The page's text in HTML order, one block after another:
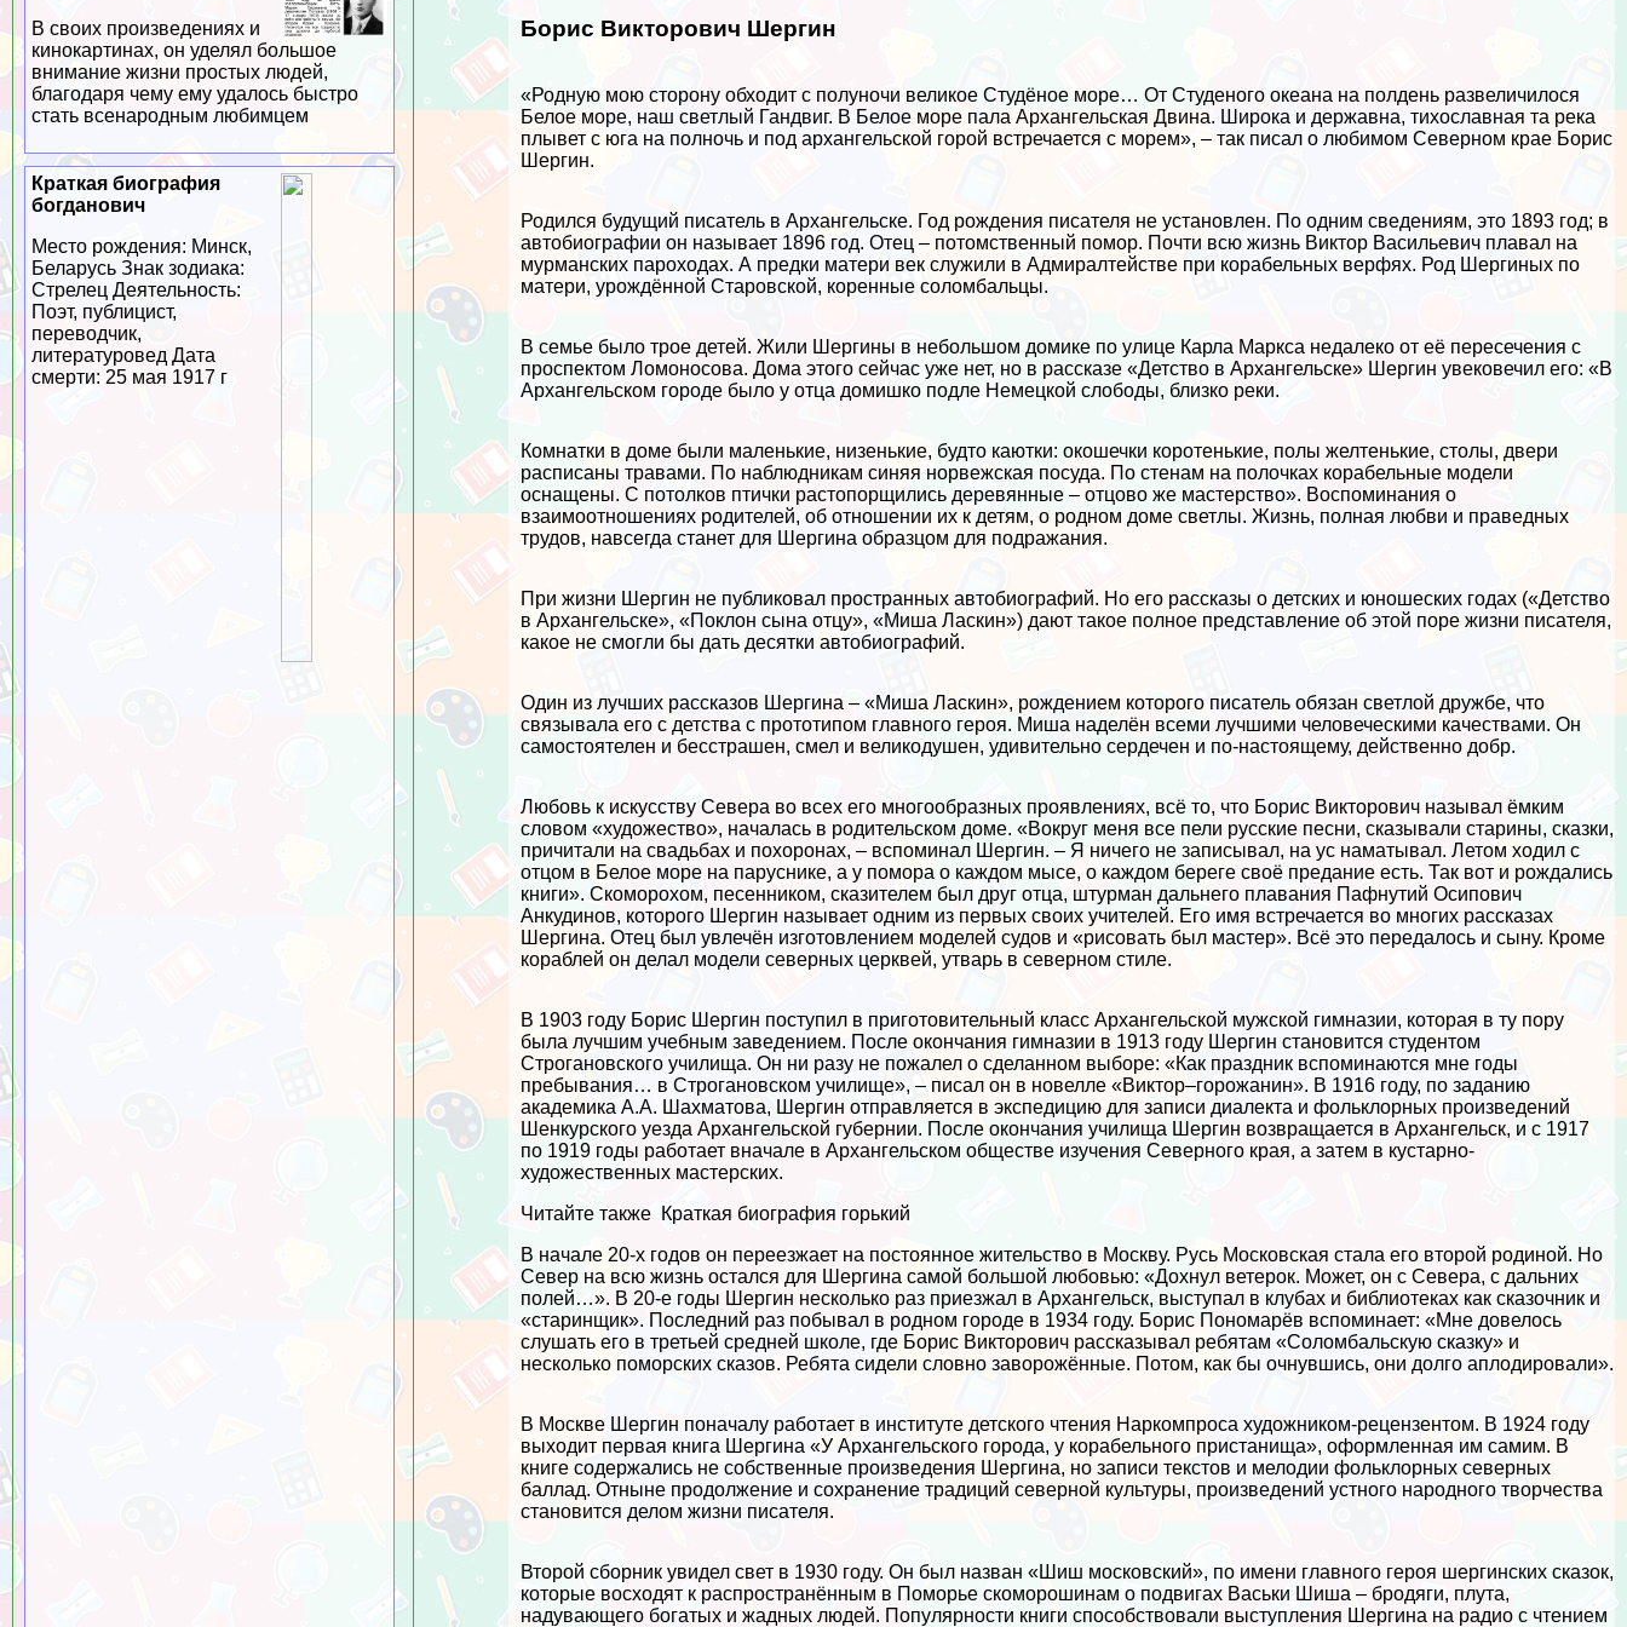
Борис Викторович Шергин
«Родную мою сторону обходит с полуночи великое Студёное море… От Студеного океана на полдень развеличилося
Белое море, наш светлый Гандвиг. В Белое море пала Архангельская Двина. Широка и державна, тихославная та река
плывет с юга на полночь и под архангельской горой встречается с морем», – так писал о любимом Северном крае Борис
Шергин.
Родился будущий писатель в Архангельске. Год рождения писателя не установлен. По одним сведениям, это 1893 год; в
автобиографии он называет 1896 год. Отец – потомственный помор. Почти всю жизнь Виктор Васильевич плавал на
мурманских пароходах. А предки матери век служили в Адмиралтействе при корабельных верфях. Род Шергиных по
матери, урождённой Старовской, коренные соломбальцы.
В семье было трое детей. Жили Шергины в небольшом домике по улице Карла Маркса недалеко от её пересечения с
проспектом Ломоносова. Дома этого сейчас уже нет, но в рассказе «Детство в Архангельске» Шергин увековечил его: «В
Архангельском городе было у отца домишко подле Немецкой слободы, близко реки.
Комнатки в доме были маленькие, низенькие, будто каютки: окошечки коротенькие, полы желтенькие, столы, двери
расписаны травами. По наблюдникам синяя норвежская посуда. По стенам на полочках корабельные модели
оснащены. С потолков птички растопорщились деревянные – отцово же мастерство». Воспоминания о
взаимоотношениях родителей, об отношении их к детям, о родном доме светлы. Жизнь, полная любви и праведных
трудов, навсегда станет для Шергина образцом для подражания.
При жизни Шергин не публиковал пространных автобиографий. Но его рассказы о детских и юношеских годах («Детство
в Архангельске», «Поклон сына отцу», «Миша Ласкин») дают такое полное представление об этой поре жизни писателя,
какое не смогли бы дать десятки автобиографий.
Один из лучших рассказов Шергина – «Миша Ласкин», рождением которого писатель обязан светлой дружбе, что
связывала его с детства с прототипом главного героя. Миша наделён всеми лучшими человеческими качествами. Он
самостоятелен и бесстрашен, смел и великодушен, удивительно сердечен и по-настоящему, действенно добр.
Любовь к искусству Севера во всех его многообразных проявлениях, всё то, что Борис Викторович называл ёмким
словом «художество», началась в родительском доме. «Вокруг меня все пели русские песни, сказывали старины, сказки,
причитали на свадьбах и похоронах, – вспоминал Шергин. – Я ничего не записывал, на ус наматывал. Летом ходил с
отцом в Белое море на паруснике, а у помора о каждом мысе, о каждом береге своё предание есть. Так вот и рождались
книги». Скоморохом, песенником, сказителем был друг отца, штурман дальнего плавания Пафнутий Осипович
Анкудинов, которого Шергин называет одним из первых своих учителей. Его имя встречается во многих рассказах
Шергина. Отец был увлечён изготовлением моделей судов и «рисовать был мастер». Всё это передалось и сыну. Кроме
кораблей он делал модели северных церквей, утварь в северном стиле.
В 1903 году Борис Шергин поступил в приготовительный класс Архангельской мужской гимназии, которая в ту пору
была лучшим учебным заведением. После окончания гимназии в 1913 году Шергин становится студентом
Строгановского училища. Он ни разу не пожалел о сделанном выборе: «Как праздник вспоминаются мне годы
пребывания… в Строгановском училище», – писал он в новелле «Виктор–горожанин». В 1916 году, по заданию
академика А.А. Шахматова, Шергин отправляется в экспедицию для записи диалекта и фольклорных произведений
Шенкурского уезда Архангельской губернии. После окончания училища Шергин возвращается в Архангельск, и с 1917
по 1919 годы работает вначале в Архангельском обществе изучения Северного края, а затем в кустарно-
художественных мастерских.
Читайте также Краткая биография горький
В начале 20-х годов он переезжает на постоянное жительство в Москву. Русь Московская стала его второй родиной. Но
Север на всю жизнь остался для Шергина самой большой любовью: «Дохнул ветерок. Может, он с Севера, с дальних
полей…». В 20-е годы Шергин несколько раз приезжал в Архангельск, выступал в клубах и библиотеках как сказочник и
«старинщик». Последний раз побывал в родном городе в 1934 году. Борис Пономарёв вспоминает: «Мне довелось
слушать его в третьей средней школе, где Борис Викторович рассказывал ребятам «Соломбальскую сказку» и
несколько поморских сказов. Ребята сидели словно заворожённые. Потом, как бы очнувшись, они долго аплодировали».
В Москве Шергин поначалу работает в институте детского чтения Наркомпроса художником-рецензентом. В 1924 году
выходит первая книга Шергина «У Архангельского города, у корабельного пристанища», оформленная им самим. В
книге содержались не собственные произведения Шергина, но записи текстов и мелодии фольклорных северных
баллад. Отныне продолжение и сохранение традиций северной культуры, произведений устного народного творчества
становится делом жизни писателя.
Второй сборник увидел свет в 1930 году. Он был назван «Шиш московский», по имени главного героя шергинских сказок,
которые восходят к распространённым в Поморье скоморошинам о подвигах Васьки Шиша – бродяги, плута,
надувающего богатых и жадных людей. Популярности книги способствовали выступления Шергина на радио с чтением
В своих произведениях и
кинокартинах, он уделял большое
внимание жизни простых людей,
благодаря чему ему удалось быстро
стать всенародным любимцем
Краткая биография
богданович
Место рождения: Минск,
Беларусь Знак зодиака:
Стрелец Деятельность:
Поэт, публицист,
переводчик,
литературовед Дата
cмepти: 25 мая 1917 г